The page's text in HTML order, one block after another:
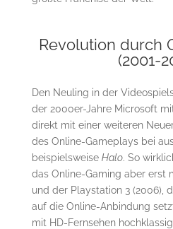
Revolution durch
(2001-
Den Neuling in der
der 2000er-Jahre Microsoft
direkt mit einer weiteren
des Online-Gameplays bei
beispielsweise Halo. So
das Online-Gaming aber erst
und der Playstation 3 (2006),
auf die Online-Anbindung
mit HD-Fernsehen